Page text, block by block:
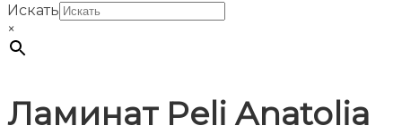
Искать
×
Ламинат Peli Anatolia